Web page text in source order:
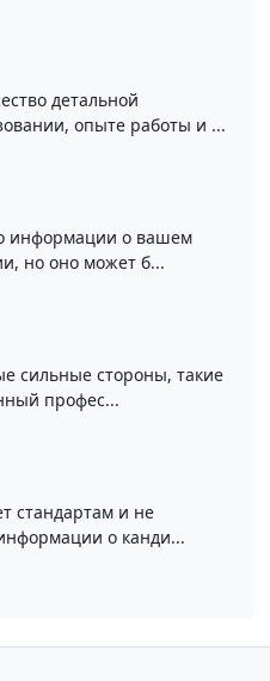
детальной
опыте работы и ...
информации о вашем
но оно может б...
сильные стороны, такие
профес...
стандартам и не
о канди...